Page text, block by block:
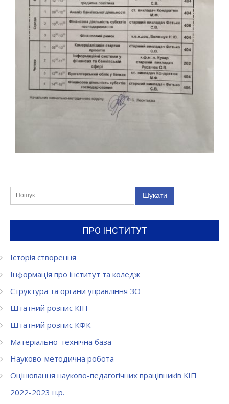
Пошук:
ПРО ІНСТИТУТ
Історія створення
Інформація про інститут та коледж
Структура та органи управління ЗО
Штатний розпис КІП
Штатний розпис КФК
Матеріально-технічна база
Науково-методична робота
Оцінювання науково-педагогічних працівників КІП
2022-2023 н.р.